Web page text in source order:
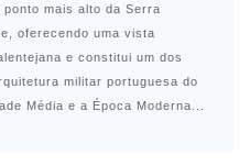
mais alto da Serra
oferecendo uma vista
e constitui um dos
militar portuguesa do
Média e a Época Moderna...